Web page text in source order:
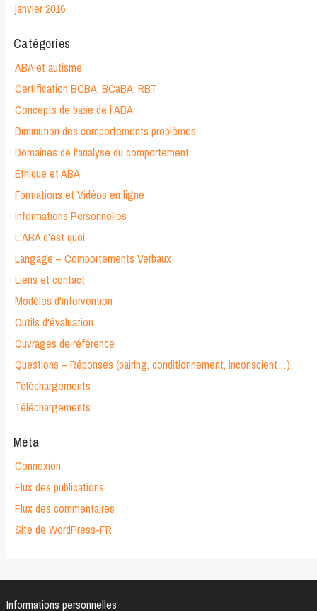
janvier 2016
Catégories
ABA et autisme
Certification BCBA, BCaBA, RBT
Concepts de base de l'ABA
Diminution des comportements problèmes
Domaines de l'analyse du comportement
Ethique et ABA
Formations et Vidéos en ligne
Informations Personnelles
L'ABA c'est quoi
Langage – Comportements Verbaux
Liens et contact
Modèles d'intervention
Outils d'évaluation
Ouvrages de référence
Questions – Réponses (pairing, conditionnement, inconscient…)
Téléchargements
Téléchargements
Méta
Connexion
Flux des publications
Flux des commentaires
Site de WordPress-FR
Informations personnelles